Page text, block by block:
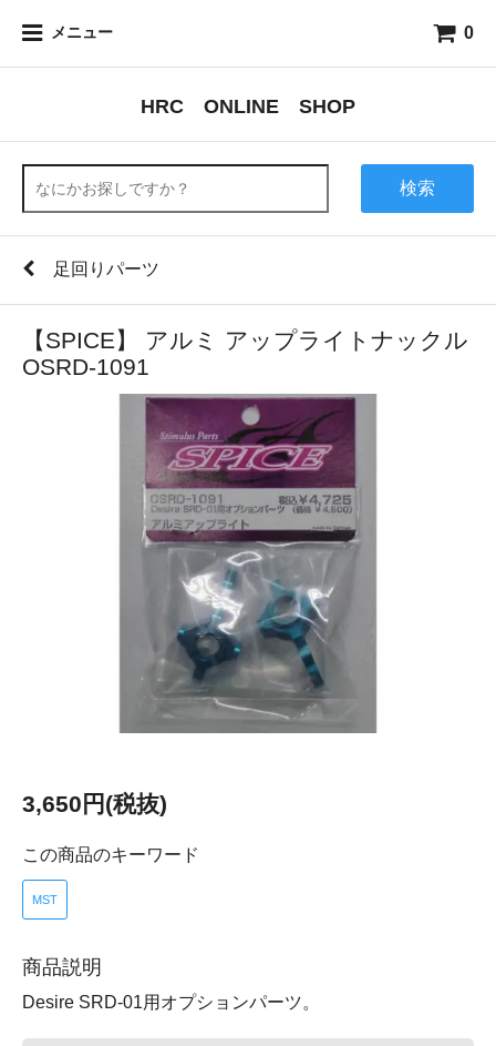
メニュー 0
HRC ONLINE SHOP
検索
足回りパーツ
【SPICE】 アルミ アップライトナックル
OSRD-1091
3,650円(税抜)
この商品のキーワード
MST
商品説明
Desire SRD-01用オプションパーツ。